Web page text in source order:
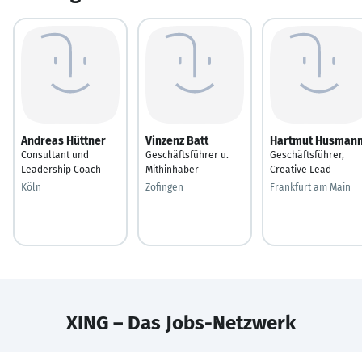
Andreas Hüttner
Consultant und
Leadership Coach
Köln
Vinzenz Batt
Geschäftsführer u.
Mithinhaber
Zofingen
Hartmut
Geschäftsführer,
Creative Lead
Frankfurt am Main
XING – Das Jobs-Netzwerk